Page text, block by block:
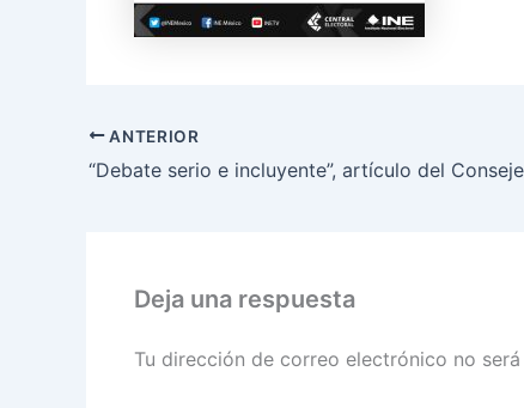
ANTERIOR
Deja una respuesta
Tu dirección de correo electrónico no